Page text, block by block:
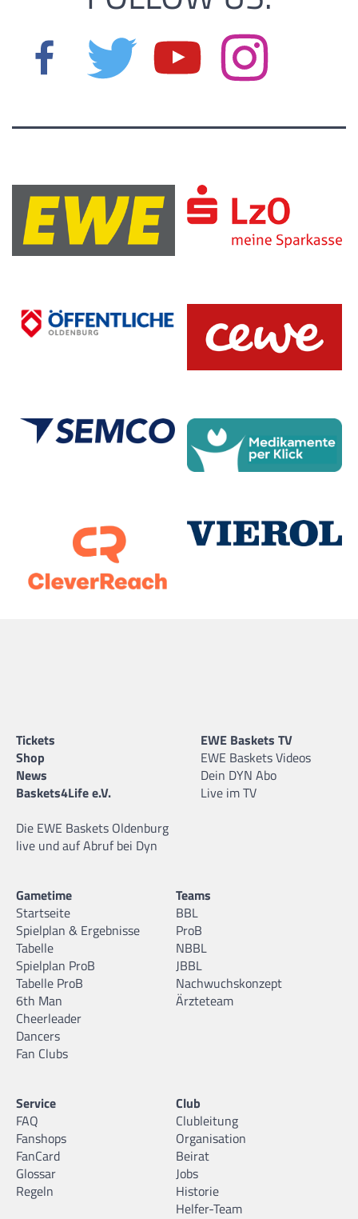
Tickets
Shop
News
Baskets4Life e.V.
Die EWE Baskets Oldenburg
live und auf Abruf bei Dyn
EWE Baskets TV
EWE Baskets Videos
Dein DYN Abo
Live im TV
Gametime
Startseite
Spielplan & Ergebnisse
Tabelle
Spielplan ProB
Tabelle ProB
6th Man
Cheerleader
Dancers
Fan Clubs
Teams
BBL
ProB
NBBL
JBBL
Nachwuchskonzept
Ärzteteam
Service
FAQ
Fanshops
FanCard
Glossar
Regeln
Club
Clubleitung
Organisation
Beirat
Jobs
Historie
Helfer-Team